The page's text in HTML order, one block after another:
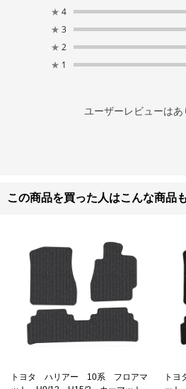
★ 4
★ 3
★ 2
★ 1
ユーザーレビューはあ
この商品を買った人はこんな商品
トヨタ ハリアー 10系 フロアマ
ト